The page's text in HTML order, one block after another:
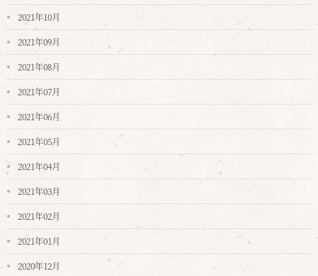
2021年10月
2021年09月
2021年08月
2021年07月
2021年06月
2021年05月
2021年04月
2021年03月
2021年02月
2021年01月
2020年12月